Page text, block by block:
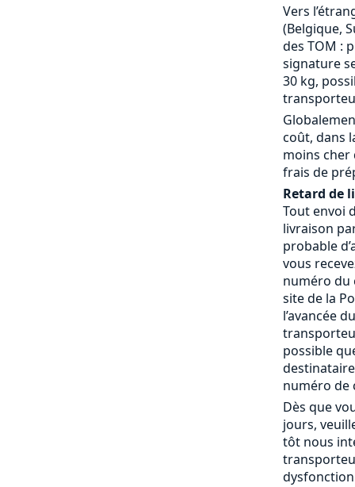
Vers
(Belgique,
des TOM :
signature
30 kg,
coût, dans
moins cher
frais de
Retard de
Tout envoi
livraison
probable
vous
numéro du
site de la
l’avancée
possible
numéro de
Dès que
jours,
tôt nous